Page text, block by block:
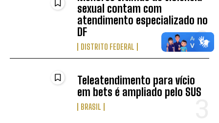
sexual contam com
atendimento especializado no
DF
DISTRITO FEDERAL
Teleatendimento para vício
em bets é ampliado pelo SUS
BRASIL